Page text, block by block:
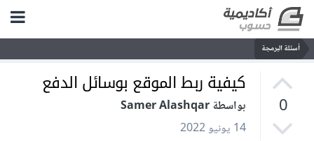
أسئلة البرمجة
0
كيفية ربط الموقع بوسائل الدفع
بواسطة Samer Alashqar
14 يونيو 2022